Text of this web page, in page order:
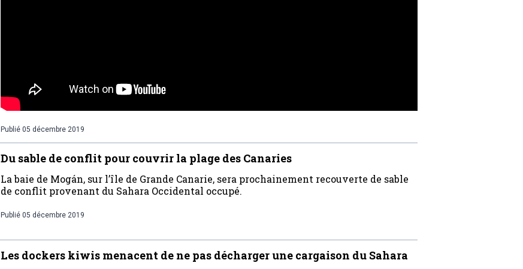
Publié 05 décembre 2019
Du sable de conflit pour couvrir la plage des Canaries
La baie de Mogán, sur l’île de Grande Canarie, sera prochainement recouverte de sable
de conflit provenant du Sahara Occidental occupé.
Publié 05 décembre 2019
Les dockers kiwis menacent de ne pas décharger une cargaison du Sahara